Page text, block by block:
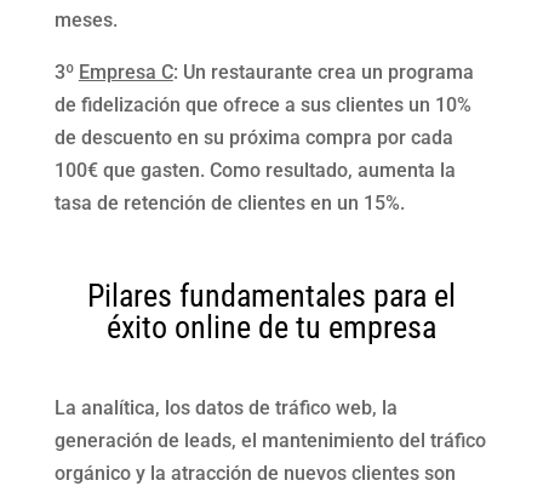
meses.
3º Empresa C: Un restaurante crea un programa
de fidelización que ofrece a sus clientes un 10%
de descuento en su próxima compra por cada
100€ que gasten. Como resultado, aumenta la
tasa de retención de clientes en un 15%.
Pilares fundamentales para el
éxito online de tu empresa
La analítica, los datos de tráfico web, la
generación de leads, el mantenimiento del tráfico
orgánico y la atracción de nuevos clientes son